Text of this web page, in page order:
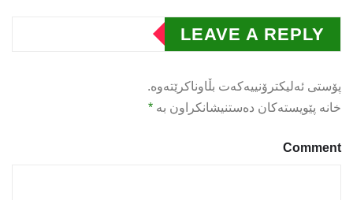
LEAVE A REPLY
پۆستی ئەلیکترۆنییەکەت بڵاوناکرێتەوە.
خانە پێویستەکان دەستنیشانکراون بە *
Comment